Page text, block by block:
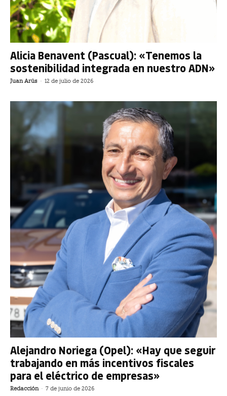
Alicia Benavent (Pascual): «Tenemos la
sostenibilidad integrada en nuestro ADN»
Juan Arús - 12 de julio de 2026
Alejandro Noriega (Opel): «Hay que seguir
trabajando en más incentivos fiscales
para el eléctrico de empresas»
Redacción - 7 de junio de 2026